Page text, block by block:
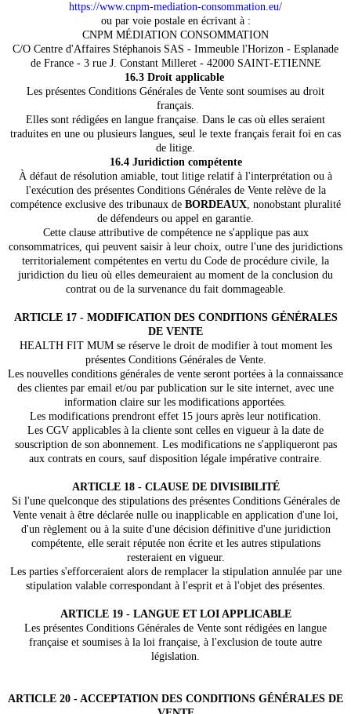
https://www.cnpm-mediation-consommation.eu/
ou par voie postale en écrivant à :
CNPM MÉDIATION CONSOMMATION
C/O Centre d'Affaires Stéphanois SAS - Immeuble l'Horizon - Esplanade
de France - 3 rue J. Constant Milleret - 42000 SAINT-ETIENNE
16.3 Droit applicable
Les présentes Conditions Générales de Vente sont soumises au droit
français.
Elles sont rédigées en langue française. Dans le cas où elles seraient
traduites en une ou plusieurs langues, seul le texte français ferait foi en cas
de litige.
16.4 Juridiction compétente
À défaut de résolution amiable, tout litige relatif à l'interprétation ou à
l'exécution des présentes Conditions Générales de Vente relève de la
compétence exclusive des tribunaux de BORDEAUX, nonobstant pluralité
de défendeurs ou appel en garantie.
Cette clause attributive de compétence ne s'applique pas aux
consommatrices, qui peuvent saisir à leur choix, outre l'une des juridictions
territorialement compétentes en vertu du Code de procédure civile, la
juridiction du lieu où elles demeuraient au moment de la conclusion du
contrat ou de la survenance du fait dommageable.
ARTICLE 17 - MODIFICATION DES CONDITIONS GÉNÉRALES
DE VENTE
HEALTH FIT MUM se réserve le droit de modifier à tout moment les
présentes Conditions Générales de Vente.
Les nouvelles conditions générales de vente seront portées à la connaissance
des clientes par email et/ou par publication sur le site internet, avec une
information claire sur les modifications apportées.
Les modifications prendront effet 15 jours après leur notification.
Les CGV applicables à la cliente sont celles en vigueur à la date de
souscription de son abonnement. Les modifications ne s'appliqueront pas
aux contrats en cours, sauf disposition légale impérative contraire.
ARTICLE 18 - CLAUSE DE DIVISIBILITÉ
Si l'une quelconque des stipulations des présentes Conditions Générales de
Vente venait à être déclarée nulle ou inapplicable en application d'une loi,
d'un règlement ou à la suite d'une décision définitive d'une juridiction
compétente, elle serait réputée non écrite et les autres stipulations
resteraient en vigueur.
Les parties s'efforceraient alors de remplacer la stipulation annulée par une
stipulation valable correspondant à l'esprit et à l'objet des présentes.
ARTICLE 19 - LANGUE ET LOI APPLICABLE
Les présentes Conditions Générales de Vente sont rédigées en langue
française et soumises à la loi française, à l'exclusion de toute autre
législation.
ARTICLE 20 - ACCEPTATION DES CONDITIONS GÉNÉRALES DE